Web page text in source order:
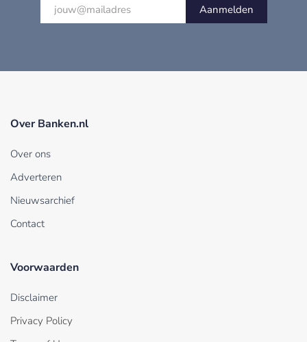
Aanmelden
Over Banken.nl
Over ons
Adverteren
Nieuwsarchief
Contact
Voorwaarden
Disclaimer
Privacy Policy